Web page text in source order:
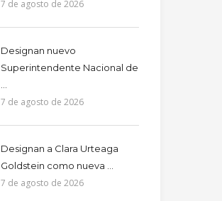
7 de agosto de 2026
Designan nuevo
Superintendente Nacional de
7 de agosto de 2026
Designan a Clara Urteaga
Goldstein como nueva ...
7 de agosto de 2026